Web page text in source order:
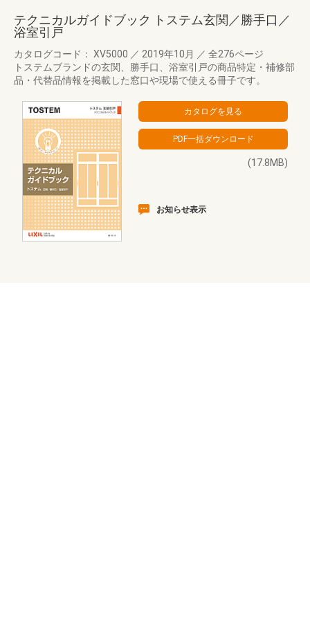
テクニカルガイドブック トステム玄関／勝手口／
浴室引戸
カタログコード： XV5000 ／ 2019年10月 ／ 全276ページ
トステムブランドの玄関、勝手口、浴室引戸の商品特定・補修部
品・代替品情報を掲載した窓口や現場で使える冊子です。
(17.8MB)
お知らせ表示